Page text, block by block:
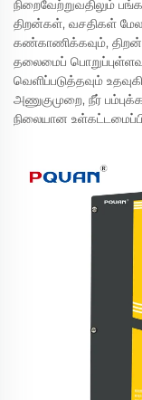
நிறைவேற்றுவதிலும்
திறன்கள், வசதிகள்
கண்காணிக்கவும்,
தலைமைப்
வெளிப்படுத்தவும்
அணுகுமுறை, நீர்
நிலையான